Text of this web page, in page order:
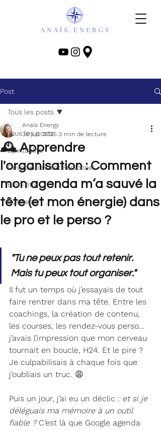
Post
Tous les posts
Spiritualité
Développement Personnel
Bien-être
Business
Tous les posts
🕰️ Apprendre
l'organisation : Comment
mon agenda m’a sauvé la
tête (et mon énergie) dans
le pro et le perso ?
Anaïs Energy
30 juil. 2025 3 min de lecture
"Tu ne peux pas tout retenir.
Mais tu peux tout organiser."
Il fut un temps où j’essayais de tout
faire rentrer dans ma tête. Entre les
coachings, la création de contenu,
les courses, les rendez-vous perso…
j’avais l’impression que mon cerveau
tournait en boucle, H24. Et le pire ?
Je culpabilisais à chaque fois que
j’oubliais un truc. 😩
Puis un jour, j’ai eu un déclic : et si je
déléguais ma mémoire à un outil
fiable ? C’est là que Google agenda